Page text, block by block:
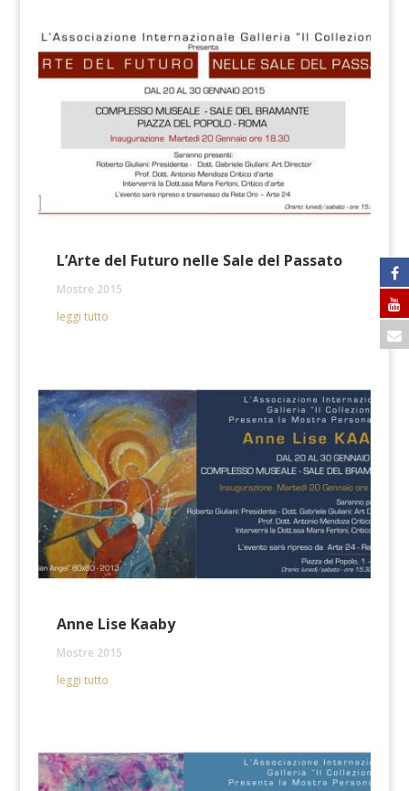
L’Arte del Futuro nelle Sale del Passato
Mostre 2015
leggi tutto
Anne Lise Kaaby
Mostre 2015
leggi tutto